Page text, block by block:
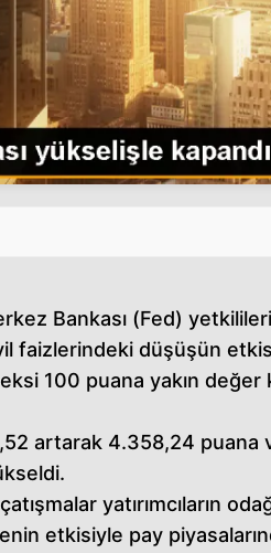
Bankası (Fed)
faizlerindeki düşüşün
100 puana yakın değer
artarak 4.358,24 puana
yatırımcıların
etkisiyle pay